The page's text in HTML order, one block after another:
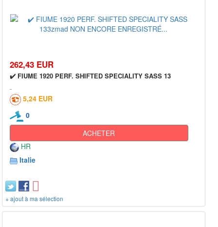
262,43 EUR
✔️ FIUME 1920 PERF. SHIFTED SPECIALITY SASS 13
5,24 EUR
0
ACHETER
HR
Italie
+ ajout à ma sélection